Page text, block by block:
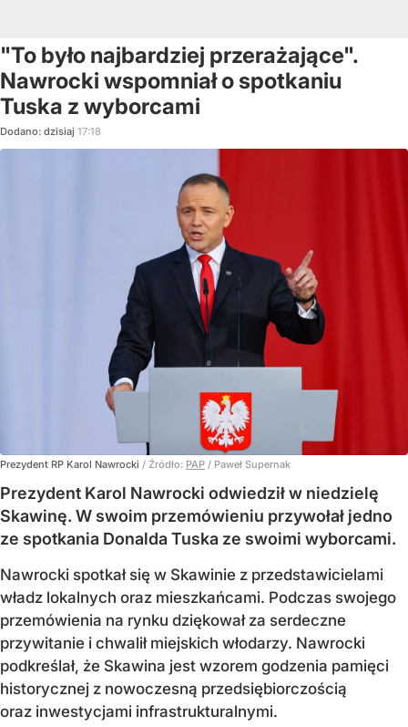
"To było najbardziej przerażające".
Nawrocki wspomniał o spotkaniu
Tuska z wyborcami
Dodano: dzisiaj 17:18
Prezydent RP Karol Nawrocki / Źródło: PAP / Paweł Supernak
Prezydent Karol Nawrocki odwiedził w niedzielę
Skawinę. W swoim przemówieniu przywołał jedno
ze spotkania Donalda Tuska ze swoimi wyborcami.
Nawrocki spotkał się w Skawinie z przedstawicielami
władz lokalnych oraz mieszkańcami. Podczas swojego
przemówienia na rynku dziękował za serdeczne
przywitanie i chwalił miejskich włodarzy. Nawrocki
podkreślał, że Skawina jest wzorem godzenia pamięci
historycznej z nowoczesną przedsiębiorczością
oraz inwestycjami infrastrukturalnymi.